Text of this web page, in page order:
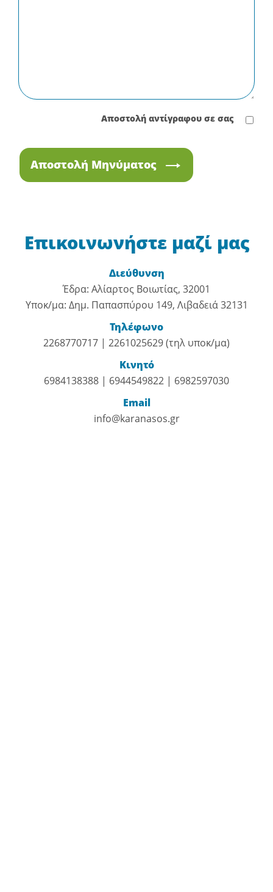
Αποστολή αντίγραφου σε σας
Αποστολή Μηνύματος
Επικοινωνήστε μαζί μας
Διεύθυνση
Έδρα: Αλίαρτος Βοιωτίας, 32001
Υποκ/μα: Δημ. Παπασπύρου 149, Λιβαδειά 32131
Τηλέφωνο
2268770717 | 2261025629 (τηλ υποκ/μα)
Κινητό
6984138388 | 6944549822 | 6982597030
Email
info@karanasos.gr